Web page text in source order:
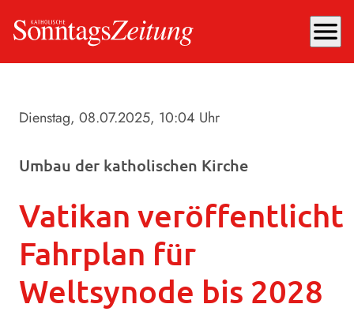
menu
Dienstag, 08.07.2025, 10:04 Uhr
Umbau der katholischen Kirche
Vatikan veröffentlicht
Fahrplan für
Weltsynode bis 2028